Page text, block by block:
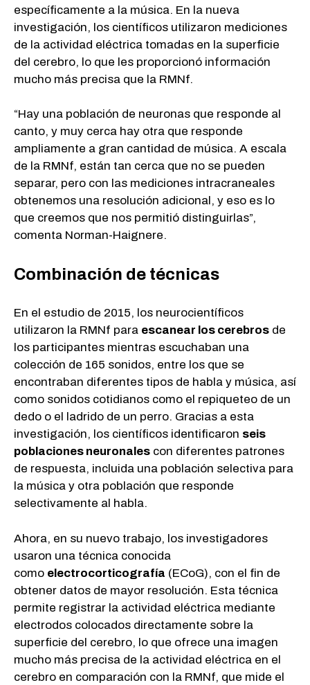
específicamente a la música. En la nueva
investigación, los científicos utilizaron mediciones
de la actividad eléctrica tomadas en la superficie
del cerebro, lo que les proporcionó información
mucho más precisa que la RMNf.
“Hay una población de neuronas que responde al
canto, y muy cerca hay otra que responde
ampliamente a gran cantidad de música. A escala
de la RMNf, están tan cerca que no se pueden
separar, pero con las mediciones intracraneales
obtenemos una resolución adicional, y eso es lo
que creemos que nos permitió distinguirlas”,
comenta Norman-Haignere.
Combinación de técnicas
En el estudio de 2015, los neurocientíficos
utilizaron la RMNf para escanear los cerebros de
los participantes mientras escuchaban una
colección de 165 sonidos, entre los que se
encontraban diferentes tipos de habla y música, así
como sonidos cotidianos como el repiqueteo de un
dedo o el ladrido de un perro. Gracias a esta
investigación, los científicos identificaron seis
poblaciones neuronales con diferentes patrones
de respuesta, incluida una población selectiva para
la música y otra población que responde
selectivamente al habla.
Ahora, en su nuevo trabajo, los investigadores
usaron una técnica conocida
como electrocorticografía (ECoG), con el fin de
obtener datos de mayor resolución. Esta técnica
permite registrar la actividad eléctrica mediante
electrodos colocados directamente sobre la
superficie del cerebro, lo que ofrece una imagen
mucho más precisa de la actividad eléctrica en el
cerebro en comparación con la RMNf, que mide el